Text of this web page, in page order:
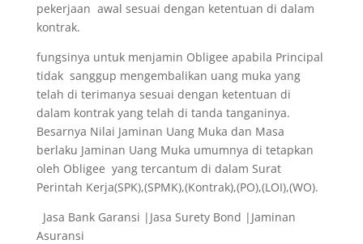
pekerjaan awal sesuai dengan ketentuan di dalam
kontrak.
fungsinya untuk menjamin Obligee apabila Principal
tidak sanggup mengembalikan uang muka yang
telah di terimanya sesuai dengan ketentuan di
dalam kontrak yang telah di tanda tanganinya.
Besarnya Nilai Jaminan Uang Muka dan Masa
berlaku Jaminan Uang Muka umumnya di tetapkan
oleh Obligee yang tercantum di dalam Surat
Perintah Kerja(SPK),(SPMK),(Kontrak),(PO),(LOI),(WO).
Jasa Bank Garansi |Jasa Surety Bond |Jaminan
Asuransi